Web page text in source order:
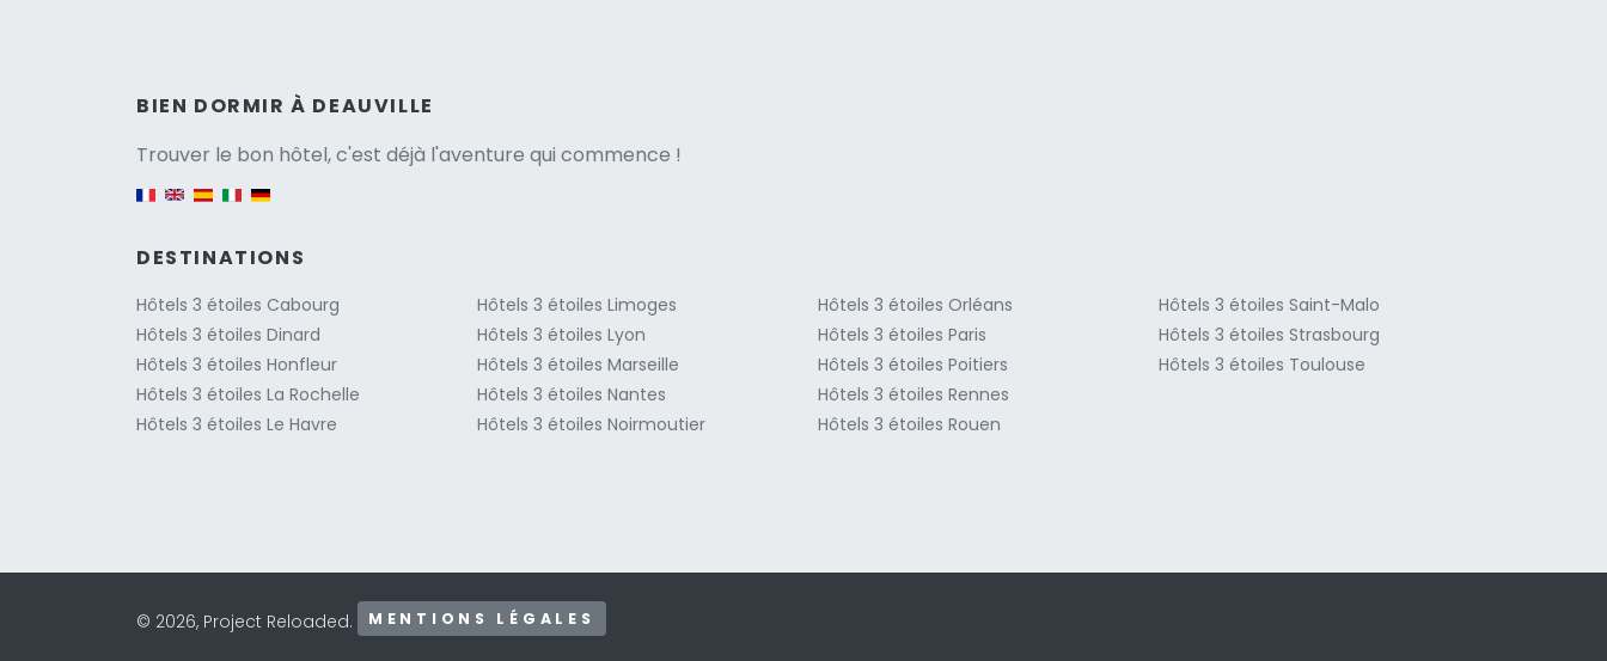
BIEN DORMIR À DEAUVILLE
Trouver le bon hôtel, c'est déjà l'aventure qui commence !
Versione italiana
DESTINATIONS
Hôtels 3 étoiles Cabourg
Hôtels 3 étoiles Dinard
Hôtels 3 étoiles Honfleur
Hôtels 3 étoiles La Rochelle
Hôtels 3 étoiles Le Havre
Hôtels 3 étoiles Limoges
Hôtels 3 étoiles Lyon
Hôtels 3 étoiles Marseille
Hôtels 3 étoiles Nantes
Hôtels 3 étoiles Noirmoutier
Hôtels 3 étoiles Orléans
Hôtels 3 étoiles Paris
Hôtels 3 étoiles Poitiers
Hôtels 3 étoiles Rennes
Hôtels 3 étoiles Rouen
Hôtels 3 étoiles Saint-Malo
Hôtels 3 étoiles Strasbourg
Hôtels 3 étoiles Toulouse
© 2026, Project Reloaded. MENTIONS LÉGALES